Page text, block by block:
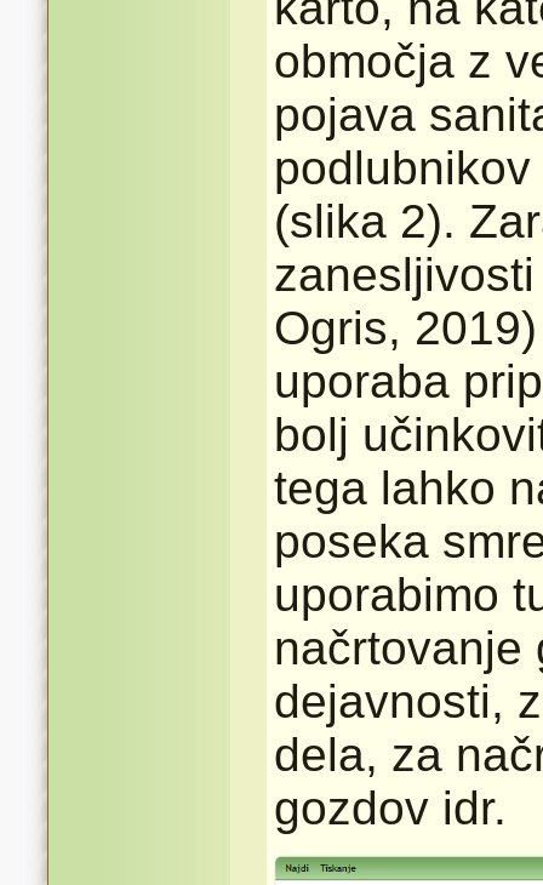
območja z
pojava
(slika 2).
Ogris,
uporaba
bolj
tega lahko
poseka
uporabimo
načrtovanje
dejavnosti,
dela, za
gozdov idr.